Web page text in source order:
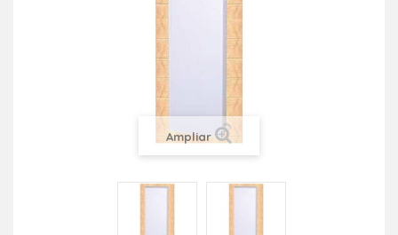
Ampliar